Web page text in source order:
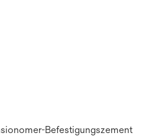
Befestigungszement